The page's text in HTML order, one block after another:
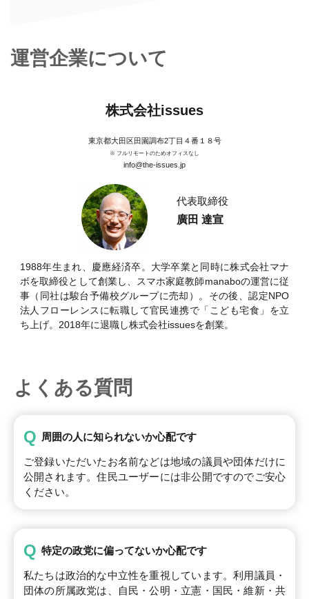
運営企業について
株式会社issues
東京都大田区田園調布2丁目４番１８号
※ フルリモートのためオフィスなし
info@the-issues.jp
代表取締役
廣田 達宣
1988年生まれ、慶應経済卒。大学卒業と同時に株式会社マナ
ボを取締役として創業し、スマホ家庭教師manaboの運営に従
事（同社は駿台予備校グループに売却）。その後、認定NPO
法人フローレンスに転職して官民連携で「こども宅食」を立
ち上げ。2018年に退職し株式会社issuesを創業。
よくある質問
Q 周囲の人に知られないか心配です
ご登録いただいたお名前などは地域の議員や団体だけに
公開されます。住民ユーザーには非公開ですのでご安心
ください。
Q 特定の政党に偏ってないか心配です
私たちは政治的な中立性を重視しています。利用議員・
団体の所属政党は、自民・公明・立憲・国民・維新・共